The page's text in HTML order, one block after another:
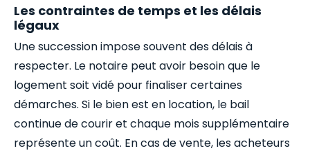
Les contraintes de temps et les délais
légaux
Une succession impose souvent des délais à
respecter. Le notaire peut avoir besoin que le
logement soit vidé pour finaliser certaines
démarches. Si le bien est en location, le bail
continue de courir et chaque mois supplémentaire
représente un coût. En cas de vente, les acheteurs